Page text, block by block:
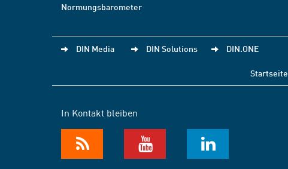
Normungsbarometer
DIN Media DIN Solutions DIN.ONE
Startseite
In Kontakt bleiben